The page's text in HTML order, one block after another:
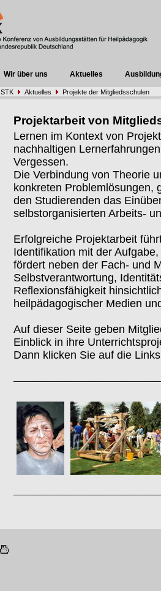
Wir über uns Aktuelles
STK Aktuelles Projekte der Mitgliedsschulen
Projektarbeit von
Lernen im Kontext von
nachhaltigen
Vergessen.
Die Verbindung von Theorie
konkreten Problemlösungen,
den Studierenden das
selbstorganisierten Arbeits-
Erfolgreiche Projektarbeit
Identifikation mit der
fördert neben der Fach- und
Selbstverantwortung,
Reflexionsfähigkeit
heilpädagogischer Medien
Auf dieser Seite geben
Einblick in ihre
Dann klicken Sie auf die